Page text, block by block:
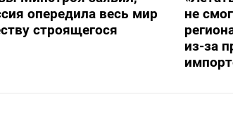
опередила весь мир
строящегося
не
из-за